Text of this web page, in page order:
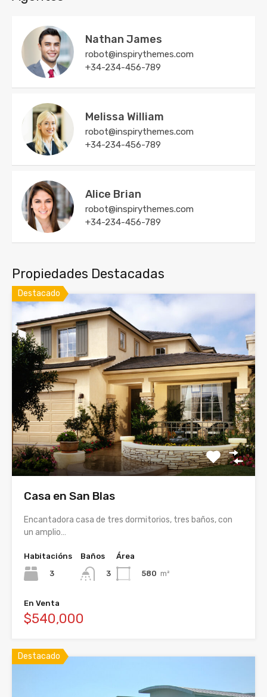
Nathan James
robot@inspirythemes.com
+34-234-456-789
Melissa William
robot@inspirythemes.com
+34-234-456-789
Alice Brian
robot@inspirythemes.com
+34-234-456-789
Propiedades Destacadas
Destacado
Casa en San Blas
Encantadora casa de tres dormitorios, tres baños, con
un amplio…
Habitacións
3
Baños
3
Área
580 m²
En Venta
$540,000
Destacado